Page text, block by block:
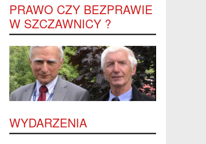
PRAWO CZY BEZPRAWIE
W SZCZAWNICY ?
WYDARZENIA